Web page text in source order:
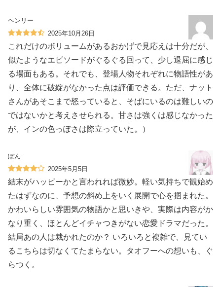
ヘンリー
2025年10月26日
これだけのボリュームがあるおかげで見応えは十分だが、
似たようなエピソードがぐるぐる回って、少し退屈に感じ
る場面もある。それでも、登場人物それぞれに物語性があ
り、全体に破綻がなかった点は評価できる。ただ、ナット
さんがあそこまで怒っていると、そばにいるのは難しいの
ではないかと考えさせられる。甘さは強くは感じなかった
が、インの色っぽさは際立っていた。）
ぽん
2025年5月5日
結末がハッピーかと言われれば微妙。軽い気持ちで観始め
たはずなのに、予想の斜め上をいく展開で心を掴まれた。
かわいらしい雰囲気の物語かと思いきや、実際は内容がか
なり重く、ほとんどイチャつきがない恋愛ドラマだった。
結局あの人は裁かれたのか？ いろいろと複雑で、見てい
るこちらは切なくてたまらない。タオフーへの想いも、ぐ
らつく。